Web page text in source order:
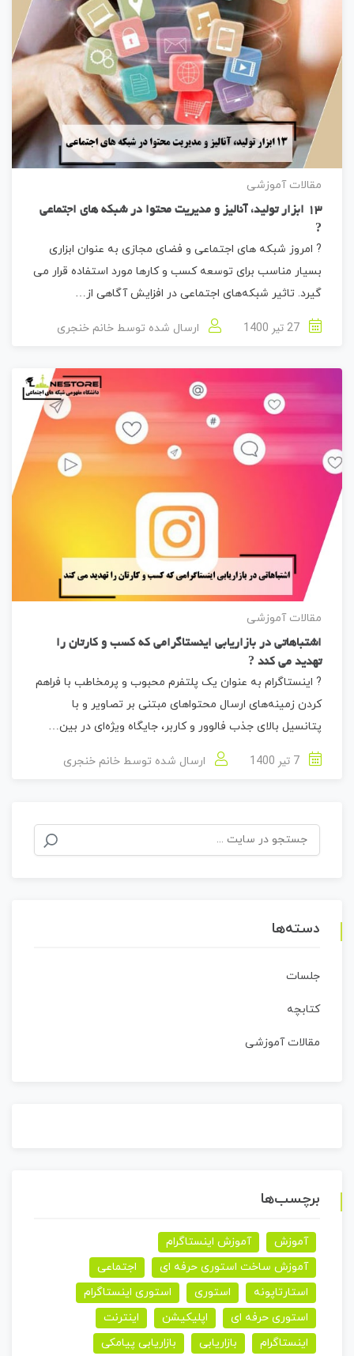
مقالات آموزشی
13 ابزار تولید، آنالیز و مدیریت محتوا در شبکه های اجتماعی
?
? امروز شبکه های اجتماعی و فضای مجازی به ‌عنوان ابزاری
بسیار مناسب برای توسعه کسب ‌و کارها مورد استفاده قرار می
گیرد. تاثیر شبکه‌های اجتماعی در افزایش آگاهی از…
ارسال شده توسط خانم خنجری
مقالات آموزشی
اشتباهاتی در بازاریابی اینستاگرامی که کسب و کارتان را
تهدید می کند ?
? اینستاگرام به ‌عنوان یک پلتفرم محبوب و پرمخاطب با فراهم
کردن زمینه‌های ارسال محتواهای مبتنی بر تصاویر و با
پتانسیل بالای جذب فالوور و کاربر، جایگاه ویژه‌ای در بین…
ارسال شده توسط خانم خنجری
جستجو
برای:
دسته‌ها
جلسات
کتابچه
مقالات آموزشی
برچسب‌ها
آموزش
آموزش اینستاگرام
آموزش ساخت استوری حرفه ای
اجتماعی
استارتاپونه
استوری
استوری اینستاگرام
استوری حرفه ای
اپلیکیشن
اینترنت
اینستاگرام
بازاریابی بازاریابی پیامکی